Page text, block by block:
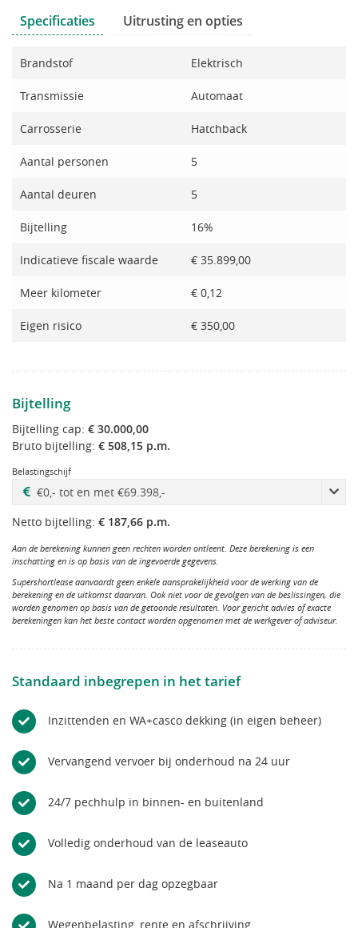
Specificaties Uitrusting en opties
Brandstof Elektrisch
Transmissie Automaat
Carrosserie Hatchback
Aantal personen 5
Aantal deuren 5
Bijtelling 16%
Indicatieve fiscale waarde € 35.899,00
Meer kilometer € 0,12
Eigen risico € 350,00
Bijtelling
Bijtelling cap: € 30.000,00
Bruto bijtelling: € 508,15 p.m.
Belastingschijf
Netto bijtelling: € 187,66 p.m.
Aan de berekening kunnen geen rechten worden ontleent. Deze berekening is een
inschatting en is op basis van de ingevoerde gegevens.
Supershortlease aanvaardt geen enkele aansprakelijkheid voor de werking van de
berekening en de uitkomst daarvan. Ook niet voor de gevolgen van de beslissingen, die
worden genomen op basis van de getoonde resultaten. Voor gericht advies of exacte
berekeningen kan het beste contact worden opgenomen met de werkgever of adviseur.
Standaard inbegrepen in het tarief
Inzittenden en WA+casco dekking (in eigen beheer)
Vervangend vervoer bij onderhoud na 24 uur
24/7 pechhulp in binnen- en buitenland
Volledig onderhoud van de leaseauto
Na 1 maand per dag opzegbaar
Wegenbelasting, rente en afschrijving